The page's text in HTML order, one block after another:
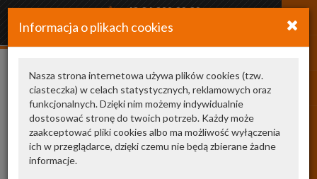
+48 34 366 20 20
arkozamowienia@gmail.com
Informacja o plikach cookies
Nasza strona internetowa używa plików cookies (tzw.
ciasteczka) w celach statystycznych, reklamowych oraz
funkcjonalnych. Dzięki nim możemy indywidualnie
dostosować stronę do twoich potrzeb. Każdy może
zaakceptować pliki cookies albo ma możliwość wyłączenia
ich w przeglądarce, dzięki czemu nie będą zbierane żadne
informacje.
1204246
Zamienniki TecDoc 1
1 197 311 090 BOSCH